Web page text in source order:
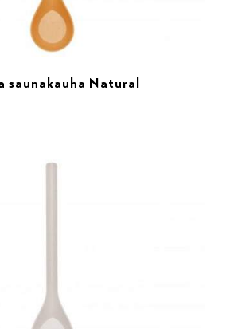
saunakauha Natural